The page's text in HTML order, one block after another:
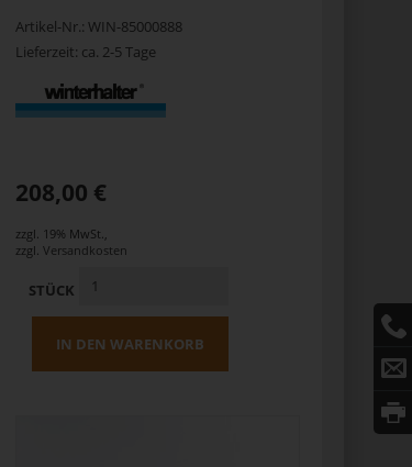
Artikel-Nr.: WIN-85000888
Lieferzeit: ca. 2-5 Tage
208,00 €
zzgl. 19% MwSt.
zzgl. Versandkosten
STÜCK
IN DEN WARENKORB